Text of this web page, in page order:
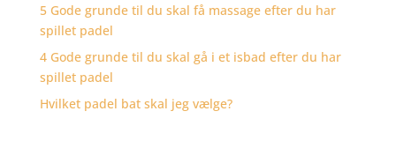
5 Gode grunde til du skal få massage efter du har
spillet padel
4 Gode grunde til du skal gå i et isbad efter du har
spillet padel
Hvilket padel bat skal jeg vælge?